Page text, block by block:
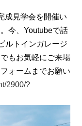
成見学会を開催い
今、Youtubeで話
ルトインガレージ
もお気軽にご来場
ォームまでお願い
2900/?